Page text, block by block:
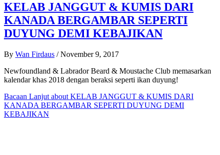
KELAB JANGGUT & KUMIS DARI
KANADA BERGAMBAR SEPERTI
DUYUNG DEMI KEBAJIKAN
By Wan Firdaus / November 9, 2017
Newfoundland & Labrador Beard & Moustache Club memasarkan
kalendar khas 2018 dengan beraksi seperti ikan duyung!
Bacaan Lanjut about KELAB JANGGUT & KUMIS DARI
KANADA BERGAMBAR SEPERTI DUYUNG DEMI
KEBAJIKAN